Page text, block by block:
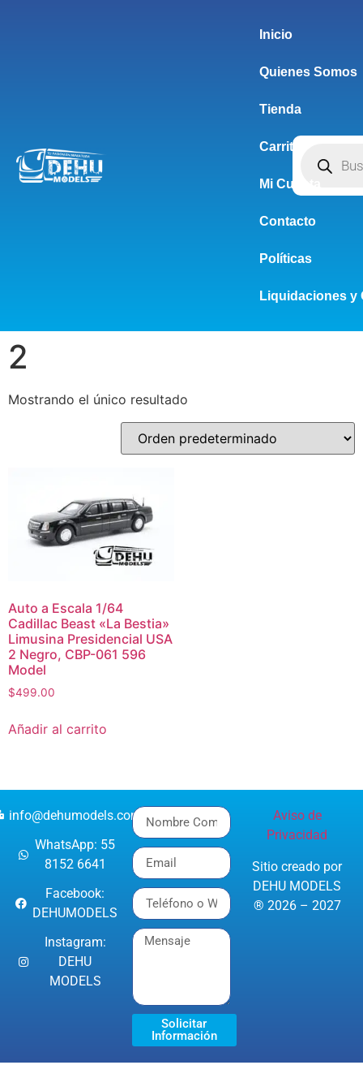
Inicio
Quienes Somos
Tienda
Carrito
Mi Cuenta
Contacto
Políticas
Liquidaciones y
2
Mostrando el único resultado
Auto a Escala 1/64
Cadillac Beast «La Bestia»
Limusina Presidencial USA
2 Negro, CBP-061 596
Model
$499.00
Añadir al carrito
info@dehumodels.com
WhatsApp: 55
8152 6641
Facebook:
DEHUMODELS
Instagram:
DEHU
MODELS
Solicitar
Información
Aviso de
Privacidad
Sitio creado por
DEHU MODELS
® 2026 – 2027